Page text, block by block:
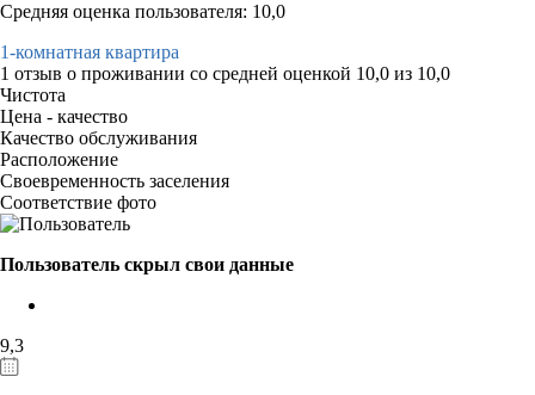
Средняя оценка пользователя: 10,0
1-комнатная квартира
1 отзыв о проживании со средней оценкой 10,0 из 10,0
Чистота
Цена - качество
Качество обслуживания
Расположение
Своевременность заселения
Соответствие фото
Пользователь скрыл свои данные
9,3